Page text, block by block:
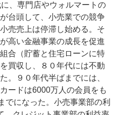
専門店やウォルマートの
台頭して、小売業での競争
売売上は停滞し始める。そ
高い金融事業の成長を促進
合（貯蓄と住宅ローンに特
買収し、８０年代には不動
。９０年代半ばまでには、
ードは6000万人の会員をも
でになった。小売事業部の利